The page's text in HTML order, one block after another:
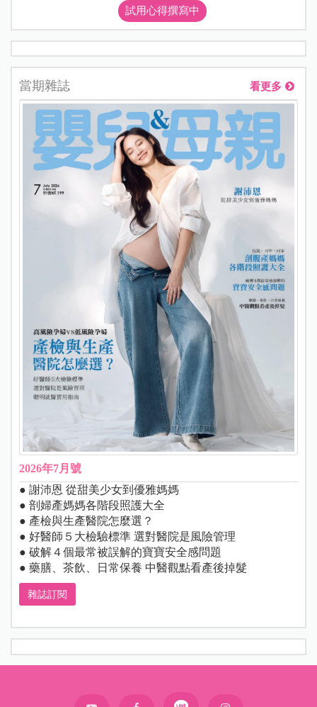
試用心得撰寫中
當期雜誌 看更多
2026年7月號
● 謝沛恩 從甜美少女到優雅媽媽
● 剖婦產媽媽各階段照護大全
● 產檢與生產醫院怎麼選？
● 好醫師５大檢驗標準 選對醫院是風險管理
● 破解４個最常被誤解的寶寶安全感問題
● 藥膳、茶飲、日常保養 中醫觀點看產後掉髮
雜誌訂閱